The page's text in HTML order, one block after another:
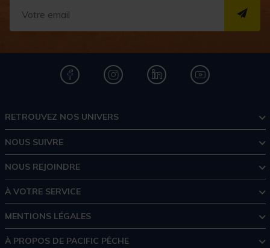
RETROUVEZ NOS UNIVERS
NOUS SUIVRE
NOUS REJOINDRE
À VOTRE SERVICE
MENTIONS LÉGALES
À PROPOS DE PACIFIC PÊCHE